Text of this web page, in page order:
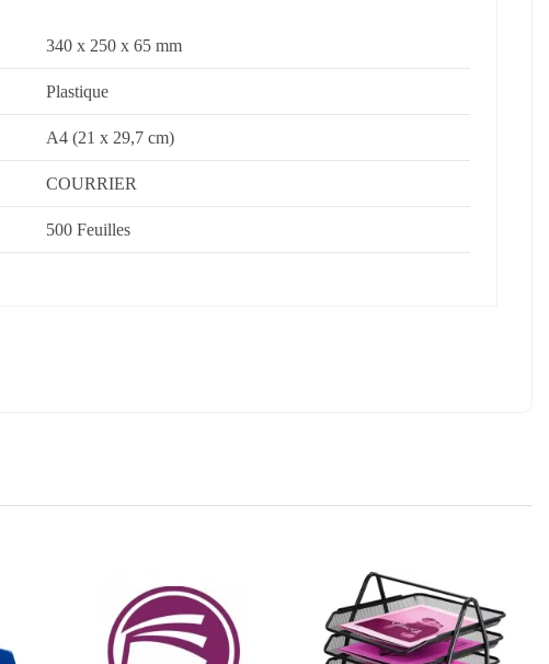
340 x 250 x 65 mm
Plastique
A4 (21 x 29,7 cm)
COURRIER
500 Feuilles